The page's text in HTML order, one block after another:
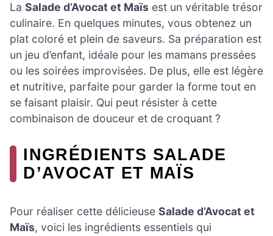
La Salade d’Avocat et Maïs est un véritable trésor
culinaire. En quelques minutes, vous obtenez un
plat coloré et plein de saveurs. Sa préparation est
un jeu d’enfant, idéale pour les mamans pressées
ou les soirées improvisées. De plus, elle est légère
et nutritive, parfaite pour garder la forme tout en
se faisant plaisir. Qui peut résister à cette
combinaison de douceur et de croquant ?
INGRÉDIENTS SALADE
D’AVOCAT ET MAÏS
Pour réaliser cette délicieuse Salade d’Avocat et
Maïs, voici les ingrédients essentiels qui